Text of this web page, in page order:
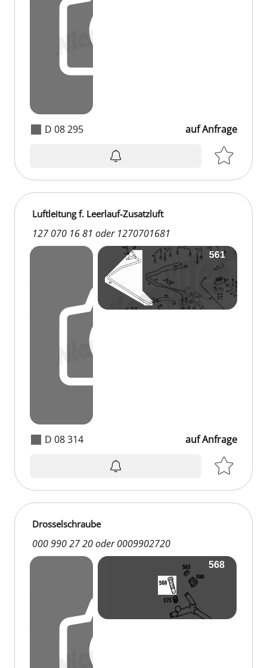
D 08 295 auf Anfrage
D 08 314
Luftleitung f. Leerlauf-Zusatzluft
127 070 16 81 oder 1270701681
auf Anfrage
Drosselschraube
000 990 27 20 oder 0009902720